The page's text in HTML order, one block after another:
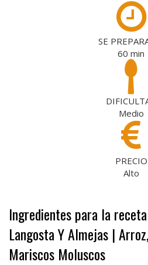
SE
60 min
Medio
PRECIO
Alto
Ingredientes para la
Langosta Y Almejas |
Mariscos Moluscos